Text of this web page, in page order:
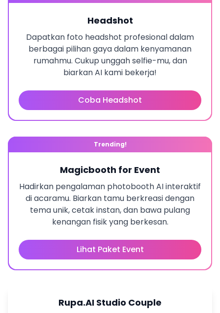
Headshot
Dapatkan foto headshot profesional dalam
berbagai pilihan gaya dalam kenyamanan
rumahmu. Cukup unggah selfie-mu, dan
biarkan AI kami bekerja!
Coba Headshot
Trending!
Magicbooth for Event
Hadirkan pengalaman photobooth AI interaktif
di acaramu. Biarkan tamu berkreasi dengan
tema unik, cetak instan, dan bawa pulang
kenangan fisik yang berkesan.
Lihat Paket Event
Rupa.AI Studio Couple